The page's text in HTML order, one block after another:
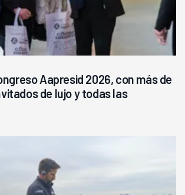
Aapresid 2026, con más de
de lujo y todas las